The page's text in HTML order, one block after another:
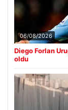
06/08/2026
Diego Forlan
oldu